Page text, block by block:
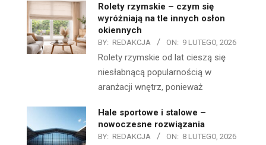
Rolety rzymskie – czym się
wyróżniają na tle innych osłon
okiennych
BY: REDAKCJA ON: 9 LUTEGO, 2026
Rolety rzymskie od lat cieszą się
niesłabnącą popularnością w
aranżacji wnętrz, ponieważ
Hale sportowe i stalowe –
nowoczesne rozwiązania
BY: REDAKCJA ON: 8 LUTEGO, 2026